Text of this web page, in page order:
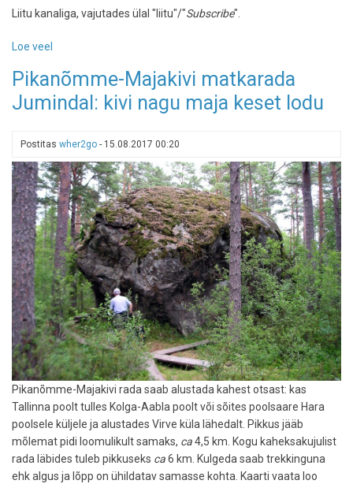
Liitu kanaliga, vajutades ülal "liitu"/"Subscribe".
Loe veel
Muuga,
filmitud
800
nutitelefoniga
Pikanõmme-Majakivi matkarada
Jumindal: kivi nagu maja keset lodu
Postitas wher2go - 15.08.2017 00:20
Pikanõmme-Majakivi rada saab alustada kahest otsast: kas
Tallinna poolt tulles Kolga-Aabla poolt või sõites poolsaare Hara
poolsele küljele ja alustades Virve küla lähedalt. Pikkus jääb
mõlemat pidi loomulikult samaks, ca4,5 km. Kogu kaheksakujulist
rada läbides tuleb pikkuseks ca6 km. Kulgeda saab trekkinguna
ehk algus ja lõpp on ühildatav samasse kohta. Kaarti vaata loo